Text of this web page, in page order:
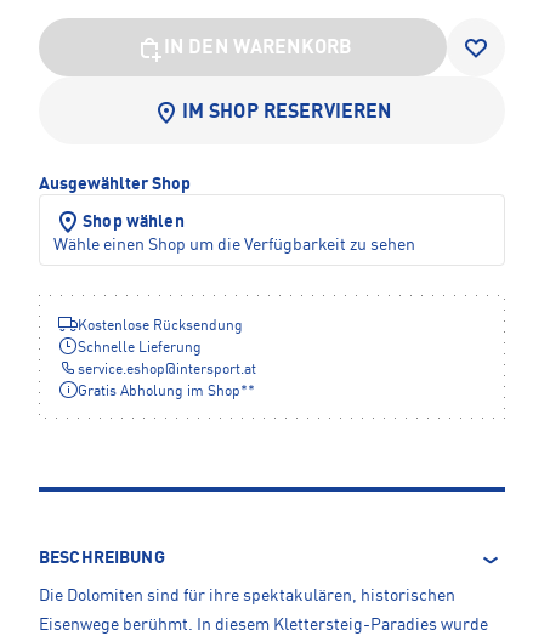
IN DEN WARENKORB
IM SHOP RESERVIEREN
Ausgewählter Shop
Shop wählen
Wähle einen Shop um die Verfügbarkeit zu sehen
Kostenlose Rücksendung
Schnelle Lieferung
service.eshop@ intersport.at
Gratis Abholung im Shop**
BESCHREIBUNG
Die Dolomiten sind für ihre spektakulären, historischen
Eisenwege berühmt. In diesem Klettersteig-Paradies wurde